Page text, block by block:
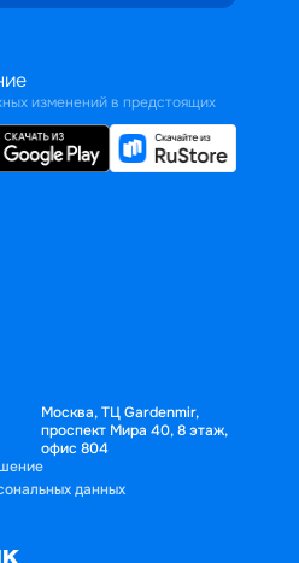
изменений в предстоящих
Москва, ТЦ Gardenmir,
проспект Мира 40, 8 этаж,
офис 804
данных